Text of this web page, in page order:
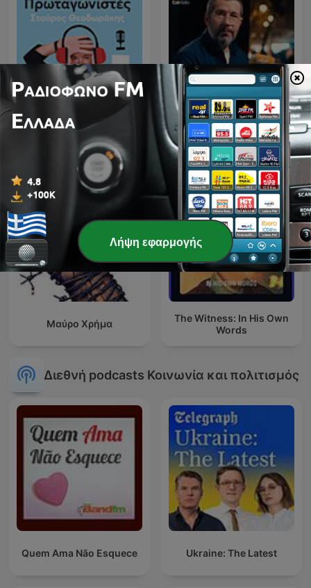
Πρωταγωνιστές με τον
Σταύρο Θεοδωράκη
Crims
Μαύρο Χρήμα
The Witness: In His Own
Words
Διεθνή podcasts Κοινωνία και πολιτισμός
Quem Ama Não Esquece Ukraine: The Latest
Λήψη εφαρμογής